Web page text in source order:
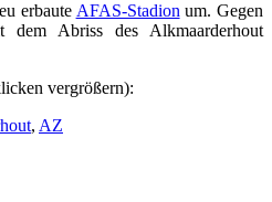
erbaute AFAS-Stadion um. Gegen
Abriss des Alkmaarderhout
vergrößern):
, AZ